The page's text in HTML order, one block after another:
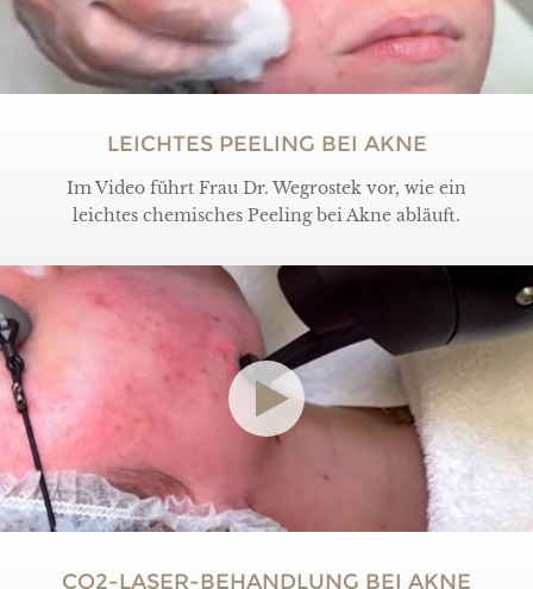
LEICHTES PEELING BEI AKNE
Im Video führt Frau Dr. Wegrostek vor, wie ein
leichtes chemisches Peeling bei Akne abläuft.
CO2-LASER-BEHANDLUNG BEI AKNE